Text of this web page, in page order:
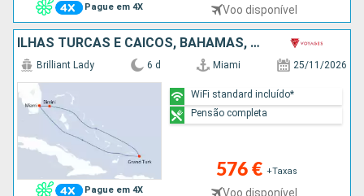
Pague em 4X Voo disponível
ILHAS TURCAS E CAICOS, BAHAMAS, ESTADOS UNIDOS
Pague em 4X
Brilliant Lady 6 d Miami 25/11/2026
576 € +Taxas
Voo disponível
WiFi standard incluído*
Pensão completa